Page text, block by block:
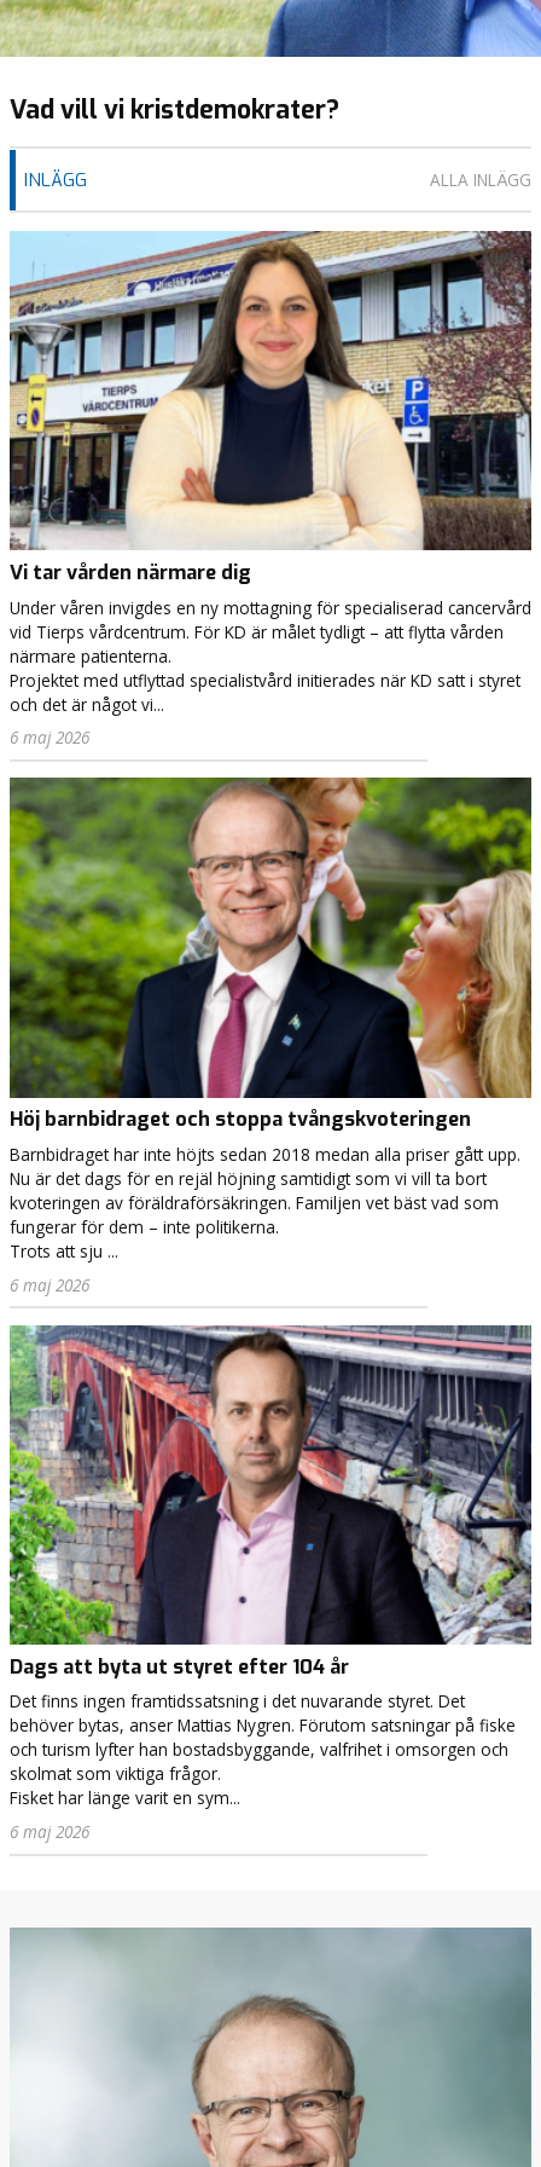
Vad vill vi kristdemokrater?
INLÄGG ALLA INLÄGG
Vi tar vården närmare dig
Under våren invigdes en ny mottagning för specialiserad cancervård
vid Tierps vårdcentrum. För KD är målet tydligt – att flytta vården
närmare patienterna.
Projektet med utflyttad specialistvård initierades när KD satt i styret
och det är något vi...
6 maj 2026
Höj barnbidraget och stoppa tvångskvoteringen
Barnbidraget har inte höjts sedan 2018 medan alla priser gått upp.
Nu är det dags för en rejäl höjning samtidigt som vi vill ta bort
kvoteringen av föräldraförsäkringen. Familjen vet bäst vad som
fungerar för dem – inte politikerna.
Trots att sju ...
6 maj 2026
Dags att byta ut styret efter 104 år
Det finns ingen framtidssatsning i det nuvarande styret. Det
behöver bytas, anser Mattias Nygren. Förutom satsningar på fiske
och turism lyfter han bostadsbyggande, valfrihet i omsorgen och
skolmat som viktiga frågor.
Fisket har länge varit en sym...
6 maj 2026